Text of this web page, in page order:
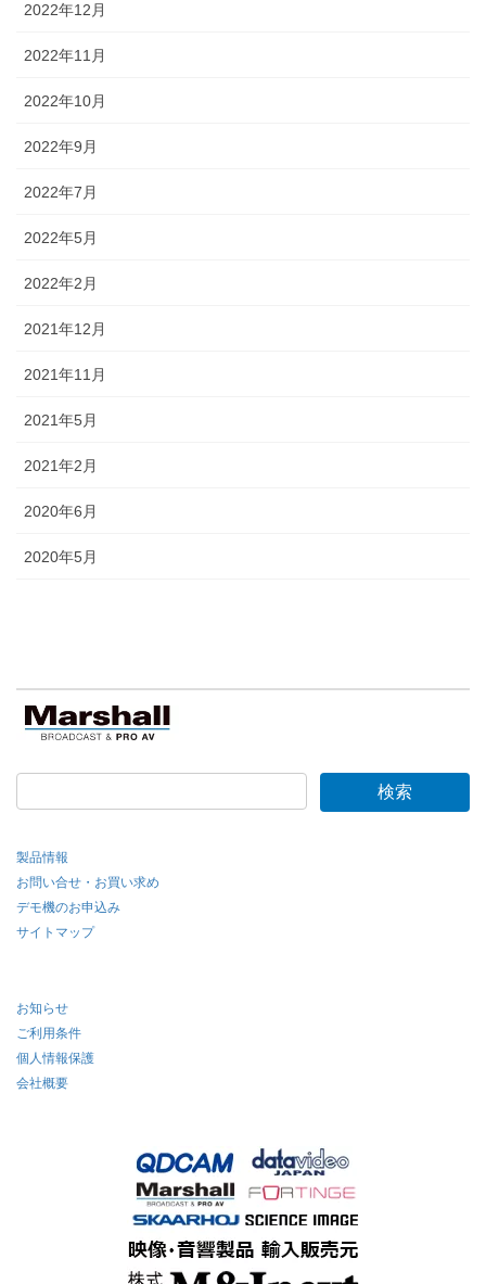
2022年12月
2022年11月
2022年10月
2022年9月
2022年7月
2022年5月
2022年2月
2021年12月
2021年11月
2021年5月
2021年2月
2020年6月
2020年5月
製品情報
お問い合せ・お買い求め
デモ機のお申込み
サイトマップ
お知らせ
ご利用条件
個人情報保護
会社概要